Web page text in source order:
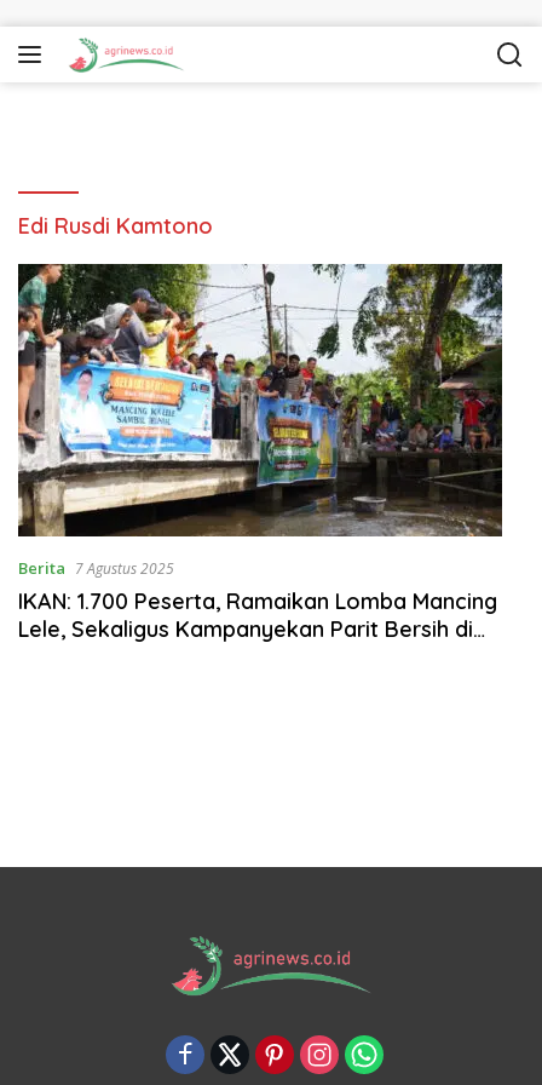
Edi Rusdi Kamtono
Berita 7 Agustus 2025
IKAN: 1.700 Peserta, Ramaikan Lomba Mancing
Lele, Sekaligus Kampanyekan Parit Bersih di